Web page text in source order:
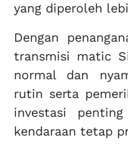
yang diperoleh
Dengan
transmisi matic
normal dan
rutin serta
investasi
kendaraan tetap